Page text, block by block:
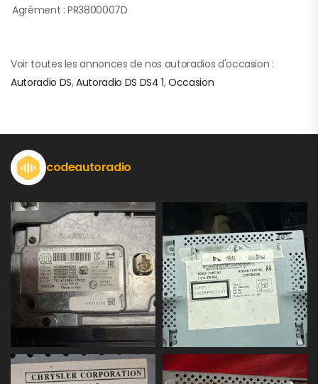
Agrément : PR3800007D
Voir toutes les annonces de nos autoradios d'occasion :
Autoradio DS,Autoradio DS DS4 1,Occasion
codeautoradio